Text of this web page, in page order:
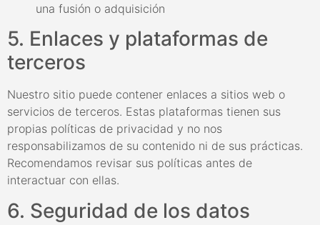
una fusión o adquisición
5. Enlaces y plataformas de
terceros
Nuestro sitio puede contener enlaces a sitios web o
servicios de terceros. Estas plataformas tienen sus
propias políticas de privacidad y no nos
responsabilizamos de su contenido ni de sus prácticas.
Recomendamos revisar sus políticas antes de
interactuar con ellas.
6. Seguridad de los datos